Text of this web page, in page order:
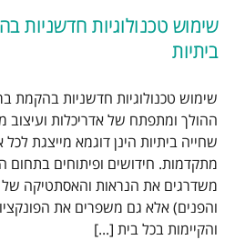
שימוש טכנולוגיות חדשניות
ביתיות
שימוש טכנולוגיות חדשניות בהקמת
ההולך ומתפתח של אדריכלות ועיצוב
שחייה ביתיות הינן דוגמא מייצגת לכל
מתקדמות. חידושים ופיתוחים בתחום
משדרגים את הנראות והאסתטיקה של
והפנים) אלא גם משפרים את
והקיימות בכל בית [...]